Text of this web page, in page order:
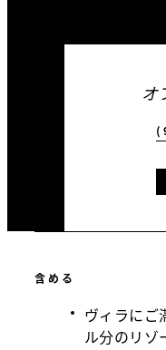
オ
含める
ヴィラにご
ル分のリゾ